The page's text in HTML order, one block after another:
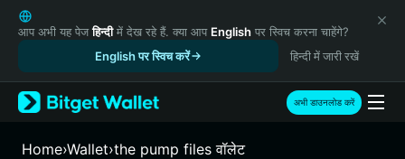
English
日本語
Русский
Español (Latinoamérica)
Türkçe
Italiano
आप अभी यह पेजहिन्दीमें देख रहे हैं. क्या आप English पर स्विच करना चाहेंगे?
English पर स्विच करें
हिन्दी में जारी रखें
अभी डाउनलोड करें
Home›Wallet›the pump files वॉलेट